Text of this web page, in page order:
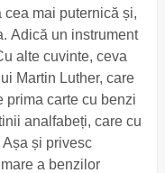
mai puternică și,
Adică un instrument
alte cuvinte, ceva
Martin Luther, care
prima carte cu benzi
analfabeți, care cu
și privesc
a benzilor